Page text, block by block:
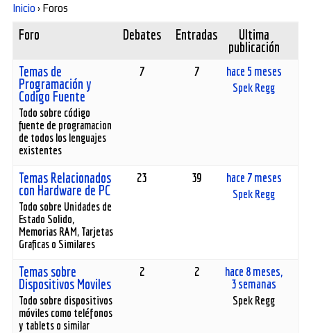
Inicio› Foros
Foro Debates Entradas Última
publicación
Temas de
Programación y
Codigo Fuente
Todo sobre código
fuente de programacion
de todos los lenguajes
existentes
7 7 hace 5 meses
Spek Regg
Temas Relacionados
con Hardware de PC
Todo sobre Unidades de
Estado Solido,
Memorias RAM, Tarjetas
Graficas o Similares
23 39 hace 7 meses
Spek Regg
Temas sobre
Dispositivos Moviles
Todo sobre dispositivos
móviles como teléfonos
y tablets o similar
2 2
hace 8 meses,
3 semanas
Spek Regg